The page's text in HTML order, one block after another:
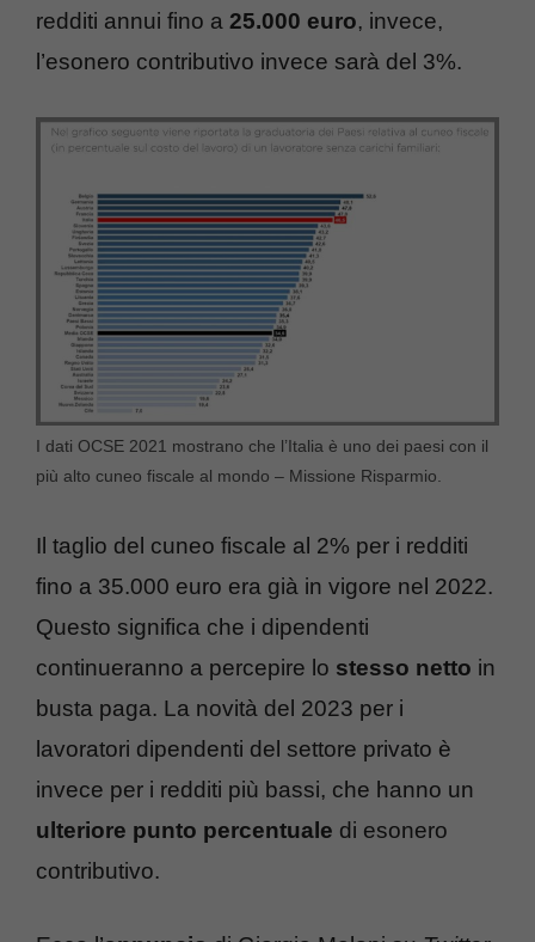
redditi annui fino a 25.000 euro, invece,
l’esonero contributivo invece sarà del 3%.
I dati OCSE 2021 mostrano che l’Italia è uno dei paesi con il
più alto cuneo fiscale al mondo – Missione Risparmio.
Il taglio del cuneo fiscale al 2% per i redditi
fino a 35.000 euro era già in vigore nel 2022.
Questo significa che i dipendenti
continueranno a percepire lo stesso netto in
busta paga. La novità del 2023 per i
lavoratori dipendenti del settore privato è
invece per i redditi più bassi, che hanno un
ulteriore punto percentuale di esonero
contributivo.